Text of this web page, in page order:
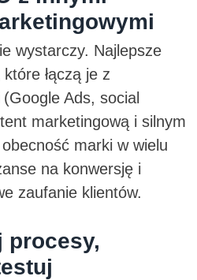
wystarczy. Najlepsze
łączą je z
Ads, social
marketingową i silnym
marki w wielu
na konwersję i
zaufanie klientów.
procesy,